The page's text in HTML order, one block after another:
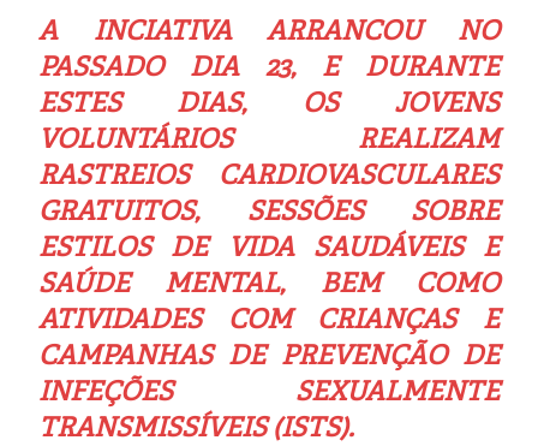
A INCIATIVA ARRANCOU NO
PASSADO DIA 23, E DURANTE
ESTES DIAS, OS JOVENS
VOLUNTÁRIOS REALIZAM
RASTREIOS CARDIOVASCULARES
GRATUITOS, SESSÕES SOBRE
ESTILOS DE VIDA SAUDÁVEIS E
SAÚDE MENTAL, BEM COMO
ATIVIDADES COM CRIANÇAS E
CAMPANHAS DE PREVENÇÃO DE
INFEÇÕES SEXUALMENTE
TRANSMISSÍVEIS (ISTS).